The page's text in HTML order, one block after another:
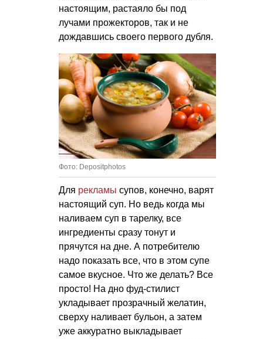
настоящим, растаяло бы под
лучами прожекторов, так и не
дождавшись своего первого дубля.
Фото: Depositphotos
Для рекламы супов, конечно, варят
настоящий суп. Но ведь когда мы
наливаем суп в тарелку, все
ингредиенты сразу тонут и
прячутся на дне. А потребителю
надо показать все, что в этом супе
самое вкусное. Что же делать? Все
просто! На дно фуд-стилист
укладывает прозрачный желатин,
сверху наливает бульон, а затем
уже аккуратно выкладывает